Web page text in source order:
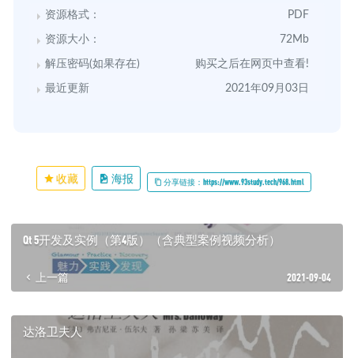
资源格式： PDF
资源大小： 72Mb
解压密码(如果存在) 购买之后在网页中查看!
最近更新 2021年09月03日
收藏 海报 分享链接：https://www.93study.tech/968.html
Qt 5开发及实例（第4版）（含典型案例视频分析）
上一篇 2021-09-04
达洛卫夫人